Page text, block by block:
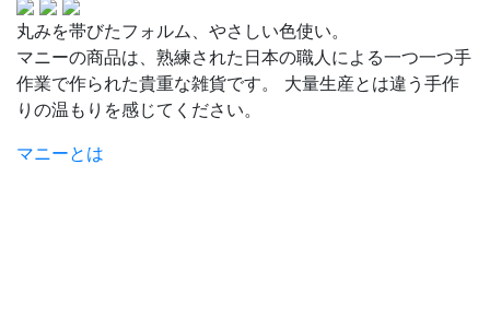
丸みを帯びたフォルム、やさしい色使い。
マニーの商品は、熟練された日本の職人による一つ一つ手
作業で作られた貴重な雑貨です。 大量生産とは違う手作
りの温もりを感じてください。
マニーとは